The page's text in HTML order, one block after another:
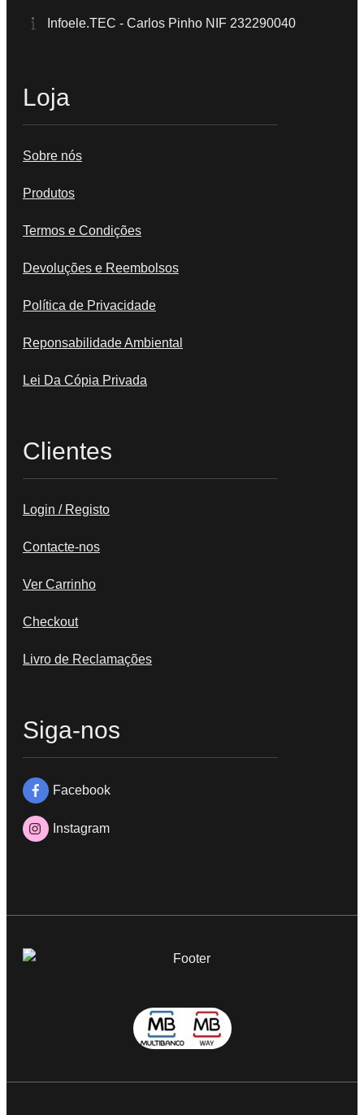
Infoele.TEC - Carlos Pinho NIF 232290040
Loja
Sobre nós
Produtos
Termos e Condições
Devoluções e Reembolsos
Política de Privacidade
Reponsabilidade Ambiental
Lei Da Cópia Privada
Clientes
Login / Registo
Contacte-nos
Ver Carrinho
Checkout
Livro de Reclamações
Siga-nos
Facebook
Instagram